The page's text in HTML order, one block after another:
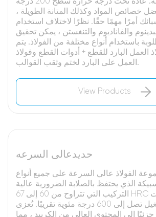
الحرارة مختلفة. عادة تحت درجة حرارة سطح 200 درجة
خصائص المواد وكذلك المتانة الطويلة ،
أمرًا مهمًا حقًا. نظرًا لاختلاف استخدام
والفاناديوم والتنغستن ، يمكن تحقيق
باستخدام أنواع مختلفة من الفولاذ. يتم
العمل البارد للقطع + أدوات القطع وفولاذ
العمل على البارد لختم وثقب القوالب.
View Products
حديدعالى السرعه
الفولاذ عالي السرعة على جميع أنواع
الذي يحتفظ بالصلابة الضرورية عالية
التركيب التي تتراوح من 60 إلى 67 HRC تقريبًا في درجات
حرارة تشغيل تصل إلى 600 درجة مئوية تقريبًا. تُعزى
إلى المحتوى العالي من الكربيد ، مما